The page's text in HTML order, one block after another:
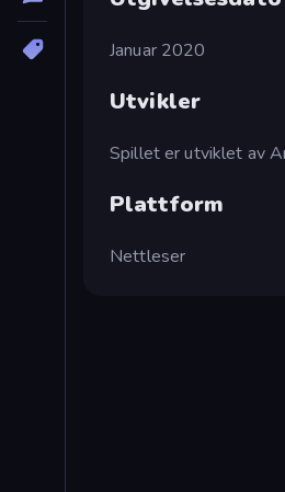
Januar 2020
Utvikler
Spillet er utviklet av
Plattform
Nettleser